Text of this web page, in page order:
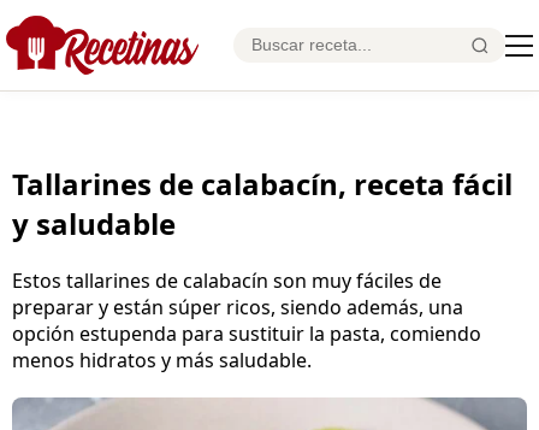
Tallarines de calabacín, receta fácil
y saludable
Estos tallarines de calabacín son muy fáciles de
preparar y están súper ricos, siendo además, una
opción estupenda para sustituir la pasta, comiendo
menos hidratos y más saludable.